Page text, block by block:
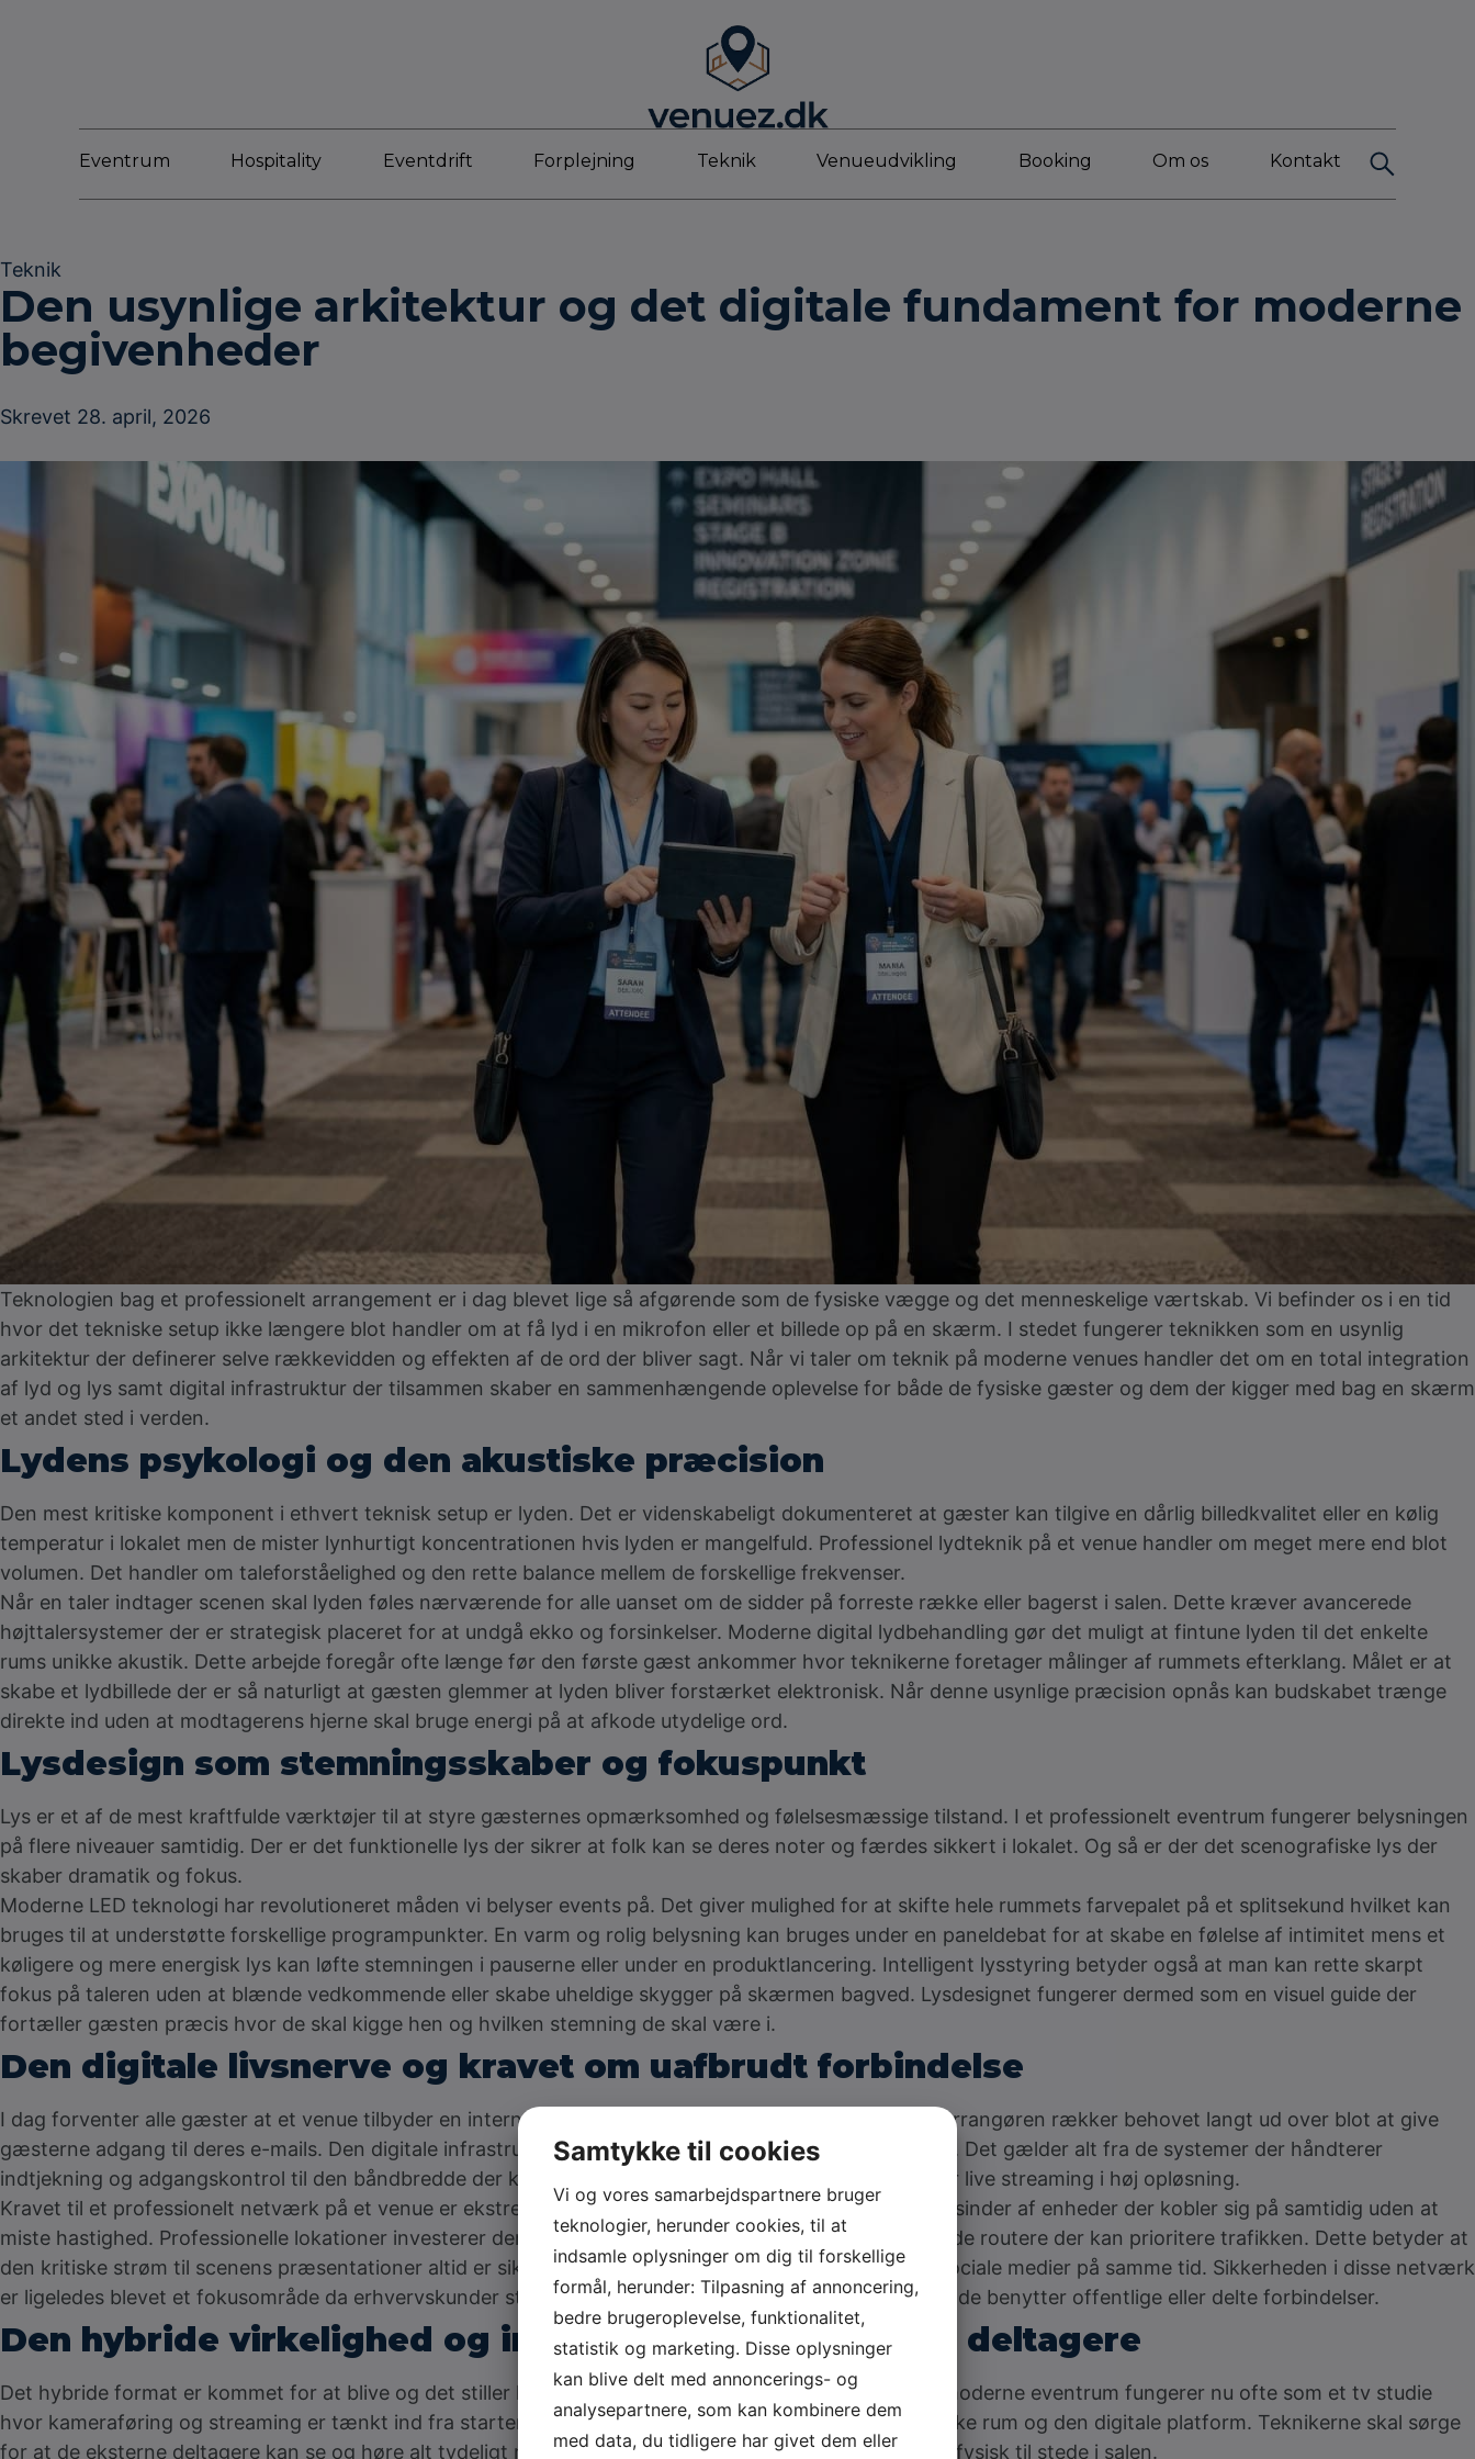
Eventrum Hospitality Eventdrift Forplejning Teknik Venueudvikling Booking Om os Kontakt
Teknik
Den usynlige arkitektur og det digitale fundament for moderne
begivenheder
Skrevet 28. april, 2026
Teknologien bag et professionelt arrangement er i dag blevet lige så afgørende som de fysiske vægge og det menneskelige værtskab. Vi befinder os i en tid
hvor det tekniske setup ikke længere blot handler om at få lyd i en mikrofon eller et billede op på en skærm. I stedet fungerer teknikken som en usynlig
arkitektur der definerer selve rækkevidden og effekten af de ord der bliver sagt. Når vi taler om teknik på moderne venues handler det om en total integration
af lyd og lys samt digital infrastruktur der tilsammen skaber en sammenhængende oplevelse for både de fysiske gæster og dem der kigger med bag en skærm
et andet sted i verden.
Lydens psykologi og den akustiske præcision
Den mest kritiske komponent i ethvert teknisk setup er lyden. Det er videnskabeligt dokumenteret at gæster kan tilgive en dårlig billedkvalitet eller en kølig
temperatur i lokalet men de mister lynhurtigt koncentrationen hvis lyden er mangelfuld. Professionel lydteknik på et venue handler om meget mere end blot
volumen. Det handler om taleforståelighed og den rette balance mellem de forskellige frekvenser.
Når en taler indtager scenen skal lyden føles nærværende for alle uanset om de sidder på forreste række eller bagerst i salen. Dette kræver avancerede
højttalersystemer der er strategisk placeret for at undgå ekko og forsinkelser. Moderne digital lydbehandling gør det muligt at fintune lyden til det enkelte
rums unikke akustik. Dette arbejde foregår ofte længe før den første gæst ankommer hvor teknikerne foretager målinger af rummets efterklang. Målet er at
skabe et lydbillede der er så naturligt at gæsten glemmer at lyden bliver forstærket elektronisk. Når denne usynlige præcision opnås kan budskabet trænge
direkte ind uden at modtagerens hjerne skal bruge energi på at afkode utydelige ord.
Lysdesign som stemningsskaber og fokuspunkt
Lys er et af de mest kraftfulde værktøjer til at styre gæsternes opmærksomhed og følelsesmæssige tilstand. I et professionelt eventrum fungerer belysningen
på flere niveauer samtidig. Der er det funktionelle lys der sikrer at folk kan se deres noter og færdes sikkert i lokalet. Og så er der det scenografiske lys der
skaber dramatik og fokus.
Moderne LED teknologi har revolutioneret måden vi belyser events på. Det giver mulighed for at skifte hele rummets farvepalet på et splitsekund hvilket kan
bruges til at understøtte forskellige programpunkter. En varm og rolig belysning kan bruges under en paneldebat for at skabe en følelse af intimitet mens et
køligere og mere energisk lys kan løfte stemningen i pauserne eller under en produktlancering. Intelligent lysstyring betyder også at man kan rette skarpt
fokus på taleren uden at blænde vedkommende eller skabe uheldige skygger på skærmen bagved. Lysdesignet fungerer dermed som en visuel guide der
fortæller gæsten præcis hvor de skal kigge hen og hvilken stemning de skal være i.
Den digitale livsnerve og kravet om uafbrudt forbindelse
I dag forventer alle gæster at et venue tilbyder en internetforbindelse der er hurtig og stabil. Men for arrangøren rækker behovet langt ud over blot at give
gæsterne adgang til deres e-mails. Den digitale infrastruktur er blevet selve livsnerven i arrangementet. Det gælder alt fra de systemer der håndterer
indtjekning og adgangskontrol til den båndbredde der kræves for at køre interaktive afstemninger eller live streaming i høj opløsning.
Kravet til et professionelt netværk på et venue er ekstremt. Det skal kunne håndtere hundreder eller tusinder af enheder der kobler sig på samtidig uden at
miste hastighed. Professionelle lokationer investerer derfor i dedikerede fiberforbindelser og avancerede routere der kan prioritere trafikken. Dette betyder at
den kritiske strøm til scenens præsentationer altid er sikret selvom alle gæsterne uploader billeder til sociale medier på samme tid. Sikkerheden i disse netværk
er ligeledes blevet et fokusområde da erhvervskunder stiller store krav til beskyttelse af deres data når de benytter offentlige eller delte forbindelser.
Den hybride virkelighed og integrationen af eksterne deltagere
Det hybride format er kommet for at blive og det stiller helt nye krav til venuets tekniske formåen. Et moderne eventrum fungerer nu ofte som et tv studie
hvor kameraføring og streaming er tænkt ind fra starten. Dette kræver en integration mellem det fysiske rum og den digitale platform. Teknikerne skal sørge
for at de eksterne deltagere kan se og høre alt tydeligt men også at de kan interagere med dem der er fysisk til stede i salen.
Samtykke til cookies
Vi og vores samarbejdspartnere bruger
teknologier, herunder cookies, til at
indsamle oplysninger om dig til forskellige
formål, herunder: Tilpasning af annoncering,
bedre brugeroplevelse, funktionalitet,
statistik og marketing. Disse oplysninger
kan blive delt med annoncerings- og
analysepartnere, som kan kombinere dem
med data, du tidligere har givet dem eller